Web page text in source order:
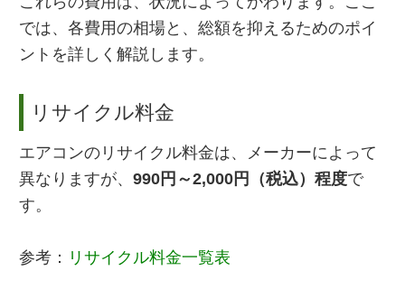
では、各費用の相場と、総額を抑えるためのポイ
ントを詳しく解説します。
リサイクル料金
エアコンのリサイクル料金は、メーカーによって
異なりますが、 990円～2,000円（税込）程度で
す。
参考： リサイクル料金一覧表